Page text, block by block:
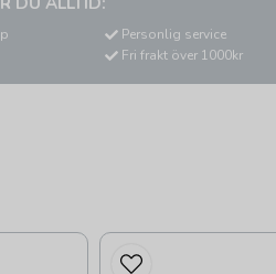
Personlig service
Fri frakt över 1000kr